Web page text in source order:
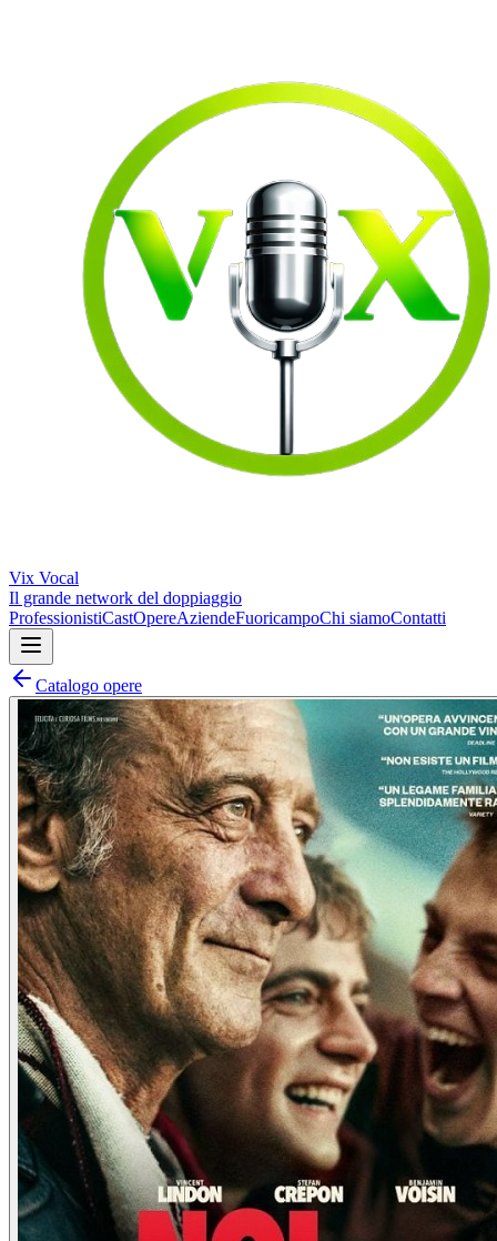
Vix Vocal
Il grande network del doppiaggio
ProfessionistiCastOpereAziendeFuoricampoChi siamoContatti
Catalogo opere